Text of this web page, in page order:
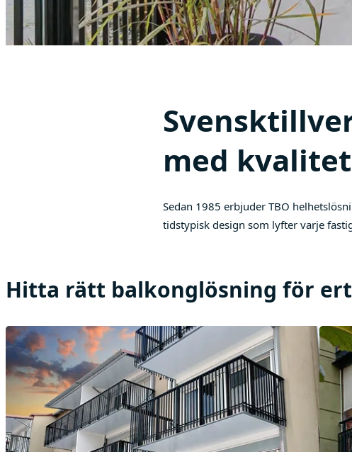
med
Sedan 1985 erbjuder TBO
tidstypisk design som lyfter varje
Hitta rätt balkonglösning för